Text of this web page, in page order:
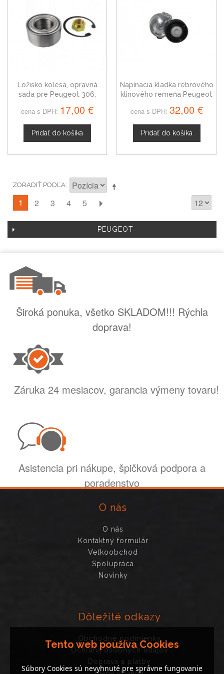
Ložisko kolesa, opravná
sada pre Peugeot 306,
cena s DPH: 17,00 €
Pridať do košíka
Napínacia kladka rebrového
klinového remeňa Peugeot
cena s DPH: 32,00 €
Pridať do košíka
ZORADIŤ PODĽA
1 2 3 4 5
PEUGEOT
Široká ponuka, všetko SKLADOM!!! Rýchla
doprava!
Záruka 24 mesiacov, garancia výmeny tovaru!
Asistencia pri nákupe, špičková podpora a
poradenstvo
O nás
O nás
Kontaktný formulár
Veľkoobchod
Spolupráca
Novinky
Dôležité odkazy
Obchodné podmienky
Ochrana osobných údajov
Doprava a platby
Tento web používa Cookies
Súbory Cookies sú nevyhnuté pre správne fungovanie